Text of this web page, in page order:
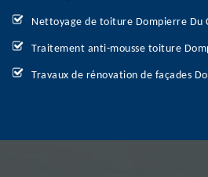
Nettoyage de toiture Dompierre Du
Traitement anti-mousse toiture
Travaux de rénovation de façades